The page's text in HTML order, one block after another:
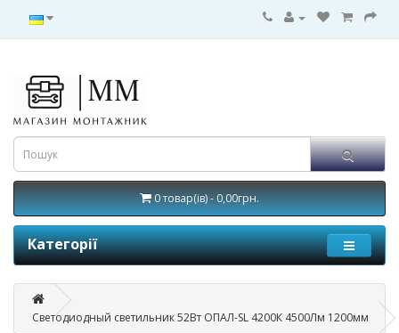
0 товар(ів) - 0,00грн.
Категорії
Светодиодный светильник 52Вт ОПАЛ-SL 4200К 4500Лм 1200мм